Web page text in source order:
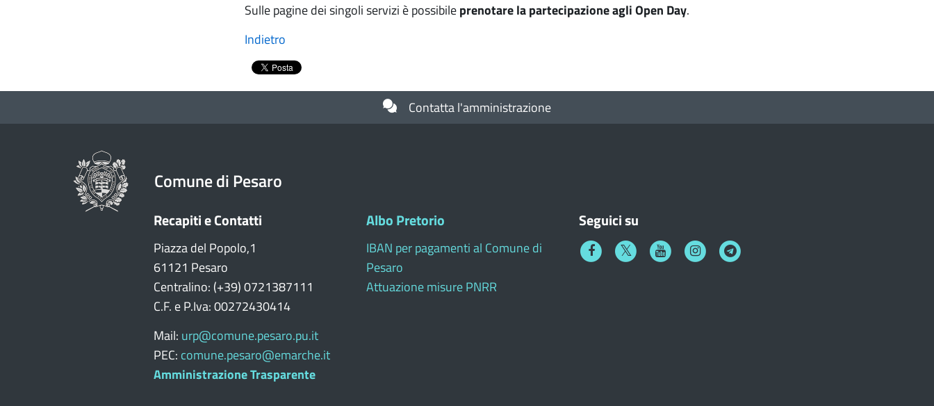
Sulle pagine dei singoli servizi è possibileprenotare la partecipazione agli Open Day.
Indietro
Contatta l'amministrazione
Comune di Pesaro
Recapiti e Contatti
Piazza del Popolo,1
61121 Pesaro
Centralino: (+39) 0721387111
C.F. e P.Iva: 00272430414
Mail: urp@comune.pesaro.pu.it
PEC: comune.pesaro@emarche.it
Amministrazione Trasparente
Albo Pretorio
IBAN per pagamenti al Comune di
Pesaro
Attuazione misure PNRR
Seguici su
FacebookTwitter YoutubeInstagramTelegram